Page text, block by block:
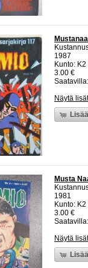
1987
Kunto:
3.00 €
Näytä
Musta
1981
Kunto:
3.00 €
Näytä